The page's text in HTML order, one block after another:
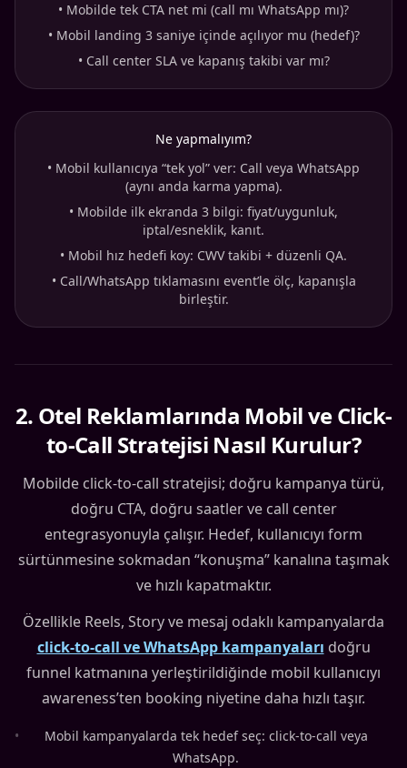
• Mobilde tek CTA net mi (call mı WhatsApp mı)?
• Mobil landing 3 saniye içinde açılıyor mu (hedef)?
• Call center SLA ve kapanış takibi var mı?
Ne yapmalıyım?
• Mobil kullanıcıya “tek yol” ver: Call veya WhatsApp
(aynı anda karma yapma).
• Mobilde ilk ekranda 3 bilgi: fiyat/uygunluk,
iptal/esneklik, kanıt.
• Mobil hız hedefi koy: CWV takibi + düzenli QA.
• Call/WhatsApp tıklamasını event’le ölç, kapanışla
birleştir.
2. Otel Reklamlarında Mobil ve Click-
to-Call Stratejisi Nasıl Kurulur?
Mobilde click-to-call stratejisi; doğru kampanya türü,
doğru CTA, doğru saatler ve call center
entegrasyonuyla çalışır. Hedef, kullanıcıyı form
sürtünmesine sokmadan “konuşma” kanalına taşımak
ve hızlı kapatmaktır.
Özellikle Reels, Story ve mesaj odaklı kampanyalarda
click-to-call ve WhatsApp kampanyaları doğru
funnel katmanına yerleştirildiğinde mobil kullanıcıyı
awareness’ten booking niyetine daha hızlı taşır.
•
Mobil kampanyalarda tek hedef seç: click-to-call veya
WhatsApp.